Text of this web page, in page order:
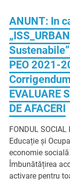
ANUNT: In
PEO 2021-
EVALUARE
DE AFACERI
FONDUL
Educație și
economie
Îmbunătățirea
activare pentru